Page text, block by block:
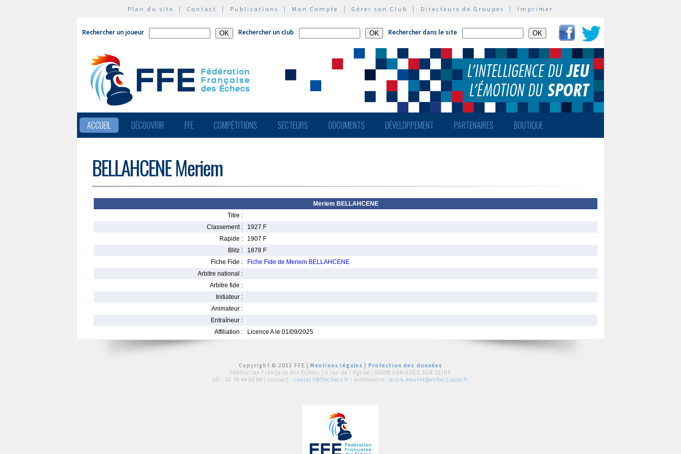
Plan du site | Contact | Publications | Mon Compte | Gérer son Club | Directeurs de Groupes | Imprimer
Rechercher un joueur Rechercher un club Rechercher dans le site
ACCUEIL DÉCOUVRIR FFE COMPÉTITIONS SECTEURS DOCUMENTS DÉVELOPPEMENT PARTENAIRES BOUTIQUE
BELLAHCENE Meriem
Meriem BELLAHCENE
Titre :
Classement :
1927 F
Rapide :
1907 F
Blitz :
1878 F
Fiche Fide :
Fiche Fide de Meriem BELLAHCENE
Arbitre national :
Arbitre fide :
Initiateur :
Animateur :
Entraîneur :
Affiliation :
Licence A le 01/09/2025
Copyright © 2015 FFE |Mentions légales
Protection des données
Fédération Française des Echecs | 6 rue de l'Eglise | 92600 ASNIERES SUR SEINE
tél : 01 39 44 65 80 | contact : contact@ffechecs.fr | webmestre : erick.mouret@echecs.asso.fr